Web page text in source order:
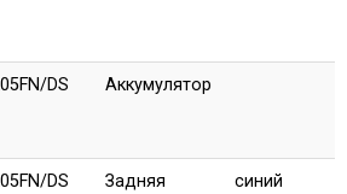
DS Аккумулятор
DS
Задняя
синий